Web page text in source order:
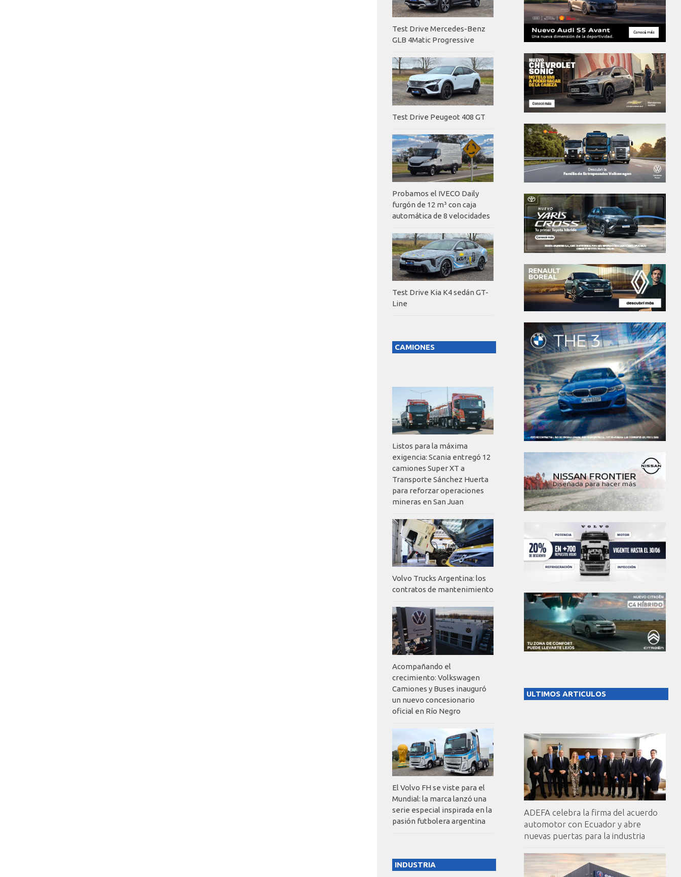
ULTIMOS ARTICULOS
ADEFA celebra la firma del acuerdo
automotor con Ecuador y abre
nuevas puertas para la industria
Test Drive Mercedes-Benz
GLB 4Matic Progressive
Test Drive Peugeot 408 GT
Probamos el IVECO Daily
furgón de 12 m³ con caja
automática de 8 velocidades
Test Drive Kia K4 sedán GT-
Line
CAMIONES
Listos para la máxima
exigencia: Scania entregó 12
camiones Super XT a
Transporte Sánchez Huerta
para reforzar operaciones
mineras en San Juan
Volvo Trucks Argentina: los
contratos de mantenimiento
Acompañando el
crecimiento: Volkswagen
Camiones y Buses inauguró
un nuevo concesionario
oficial en Río Negro
El Volvo FH se viste para el
Mundial: la marca lanzó una
serie especial inspirada en la
pasión futbolera argentina
INDUSTRIA